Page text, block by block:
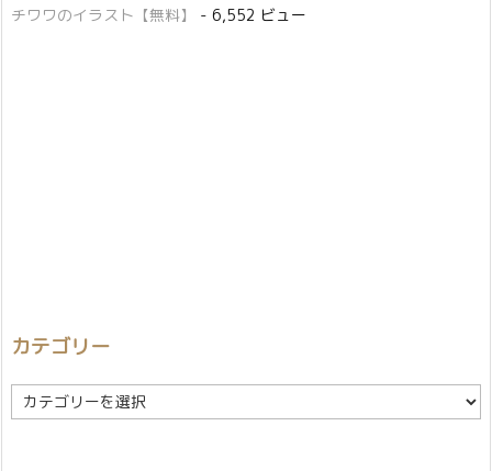
チワワのイラスト【無料】
- 6,552 ビュー
カテゴリー
カ
テ